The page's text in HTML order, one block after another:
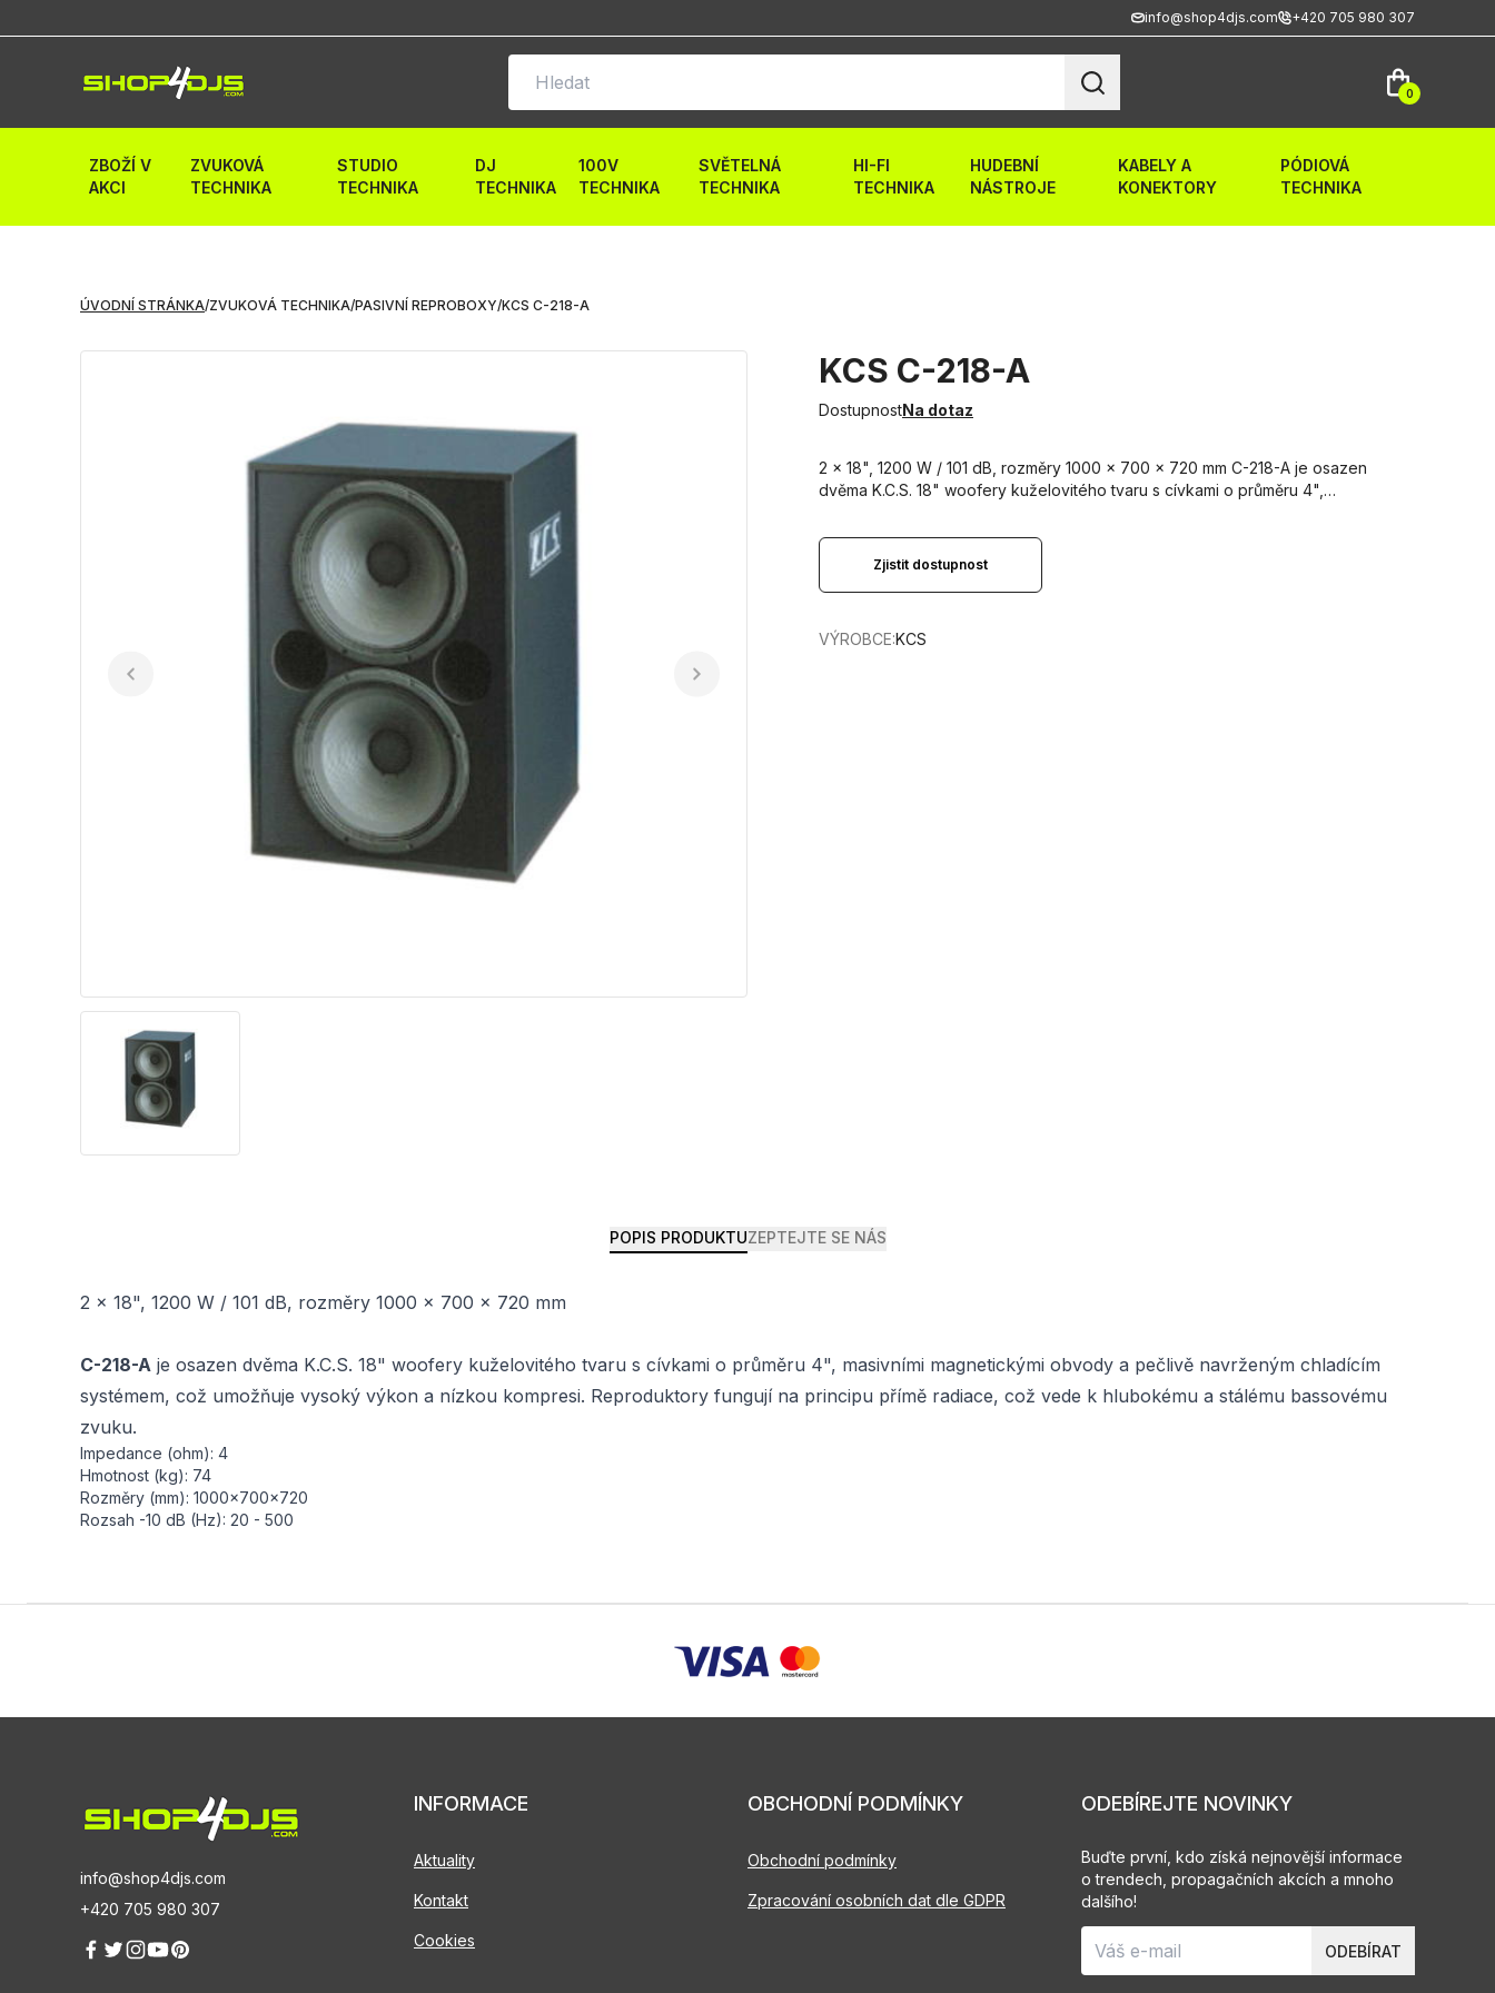
info@shop4djs.com +420 705 980 307
0
ZBOŽÍ V
AKCI
ZVUKOVÁ
TECHNIKA
STUDIO
TECHNIKA
DJ
TECHNIKA
100V
TECHNIKA
SVĚTELNÁ
TECHNIKA
HI-FI
TECHNIKA
HUDEBNÍ
NÁSTROJE
KABELY A
KONEKTORY
PÓDIOVÁ
TECHNIKA
ÚVODNÍ STRÁNKA/ZVUKOVÁ TECHNIKA/PASIVNÍ REPROBOXY/KCS C-218-A
KCS C-218-A
DostupnostNa dotaz
2 x 18", 1200 W / 101 dB, rozměry 1000 x 700 x 720 mm C-218-A je osazen
dvěma K.C.S. 18" woofery kuželovitého tvaru s cívkami o průměru 4",…
Zjistit dostupnost
VÝROBCE:KCS
POPIS PRODUKTUZEPTEJTE SE NÁS
2 x 18", 1200 W / 101 dB, rozměry 1000 x 700 x 720 mm
C-218-A je osazen dvěma K.C.S. 18" woofery kuželovitého tvaru s cívkami o průměru 4", masivními magnetickými obvody a pečlivě navrženým chladícím
systémem, což umožňuje vysoký výkon a nízkou kompresi. Reproduktory fungují na principu přímě radiace, což vede k hlubokému a stálému bassovému
zvuku.
Impedance (ohm): 4
Hmotnost (kg): 74
Rozměry (mm): 1000×700×720
Rozsah -10 dB (Hz): 20 - 500
info@shop4djs.com
+420 705 980 307
INFORMACE
Aktuality
Kontakt
Cookies
OBCHODNÍ PODMÍNKY
Obchodní podmínky
Zpracování osobních dat dle GDPR
ODEBÍREJTE NOVINKY
Buďte první, kdo získá nejnovější informace
o trendech, propagačních akcích a mnoho
dalšího!
ODEBÍRAT